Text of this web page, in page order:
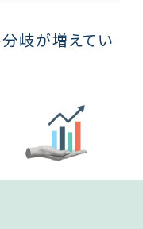
分岐が増えてい